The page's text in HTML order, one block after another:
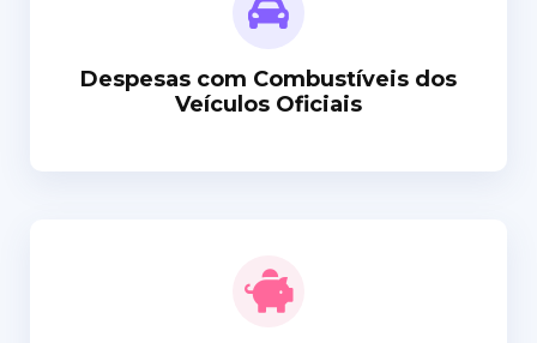
Despesas com Combustíveis dos
Veículos Oficiais